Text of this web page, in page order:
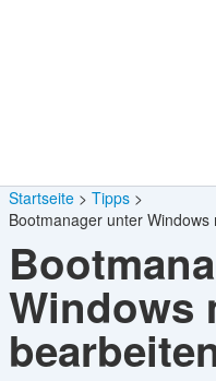
Startseite
Tipps
Bootmanager unter
Windows